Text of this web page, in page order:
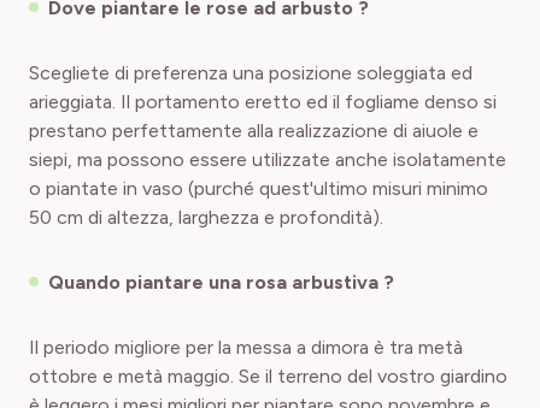
Dove piantare le rose ad arbusto ?
Scegliete di preferenza una posizione soleggiata ed
arieggiata. Il portamento eretto ed il fogliame denso si
prestano perfettamente alla realizzazione di aiuole e
siepi, ma possono essere utilizzate anche isolatamente
o piantate in vaso (purché quest'ultimo misuri minimo
50 cm di altezza, larghezza e profondità).
Quando piantare una rosa arbustiva ?
Il periodo migliore per la messa a dimora è tra metà
ottobre e metà maggio. Se il terreno del vostro giardino